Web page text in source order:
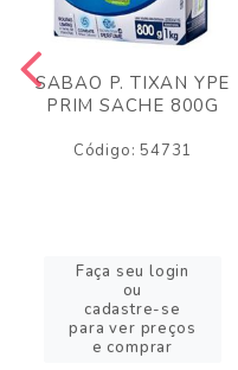
SABAO P. TIXAN YPE
PRIM SACHE 800G
Código: 54731
Faça seu login
ou
cadastre-se
para ver preços
e comprar